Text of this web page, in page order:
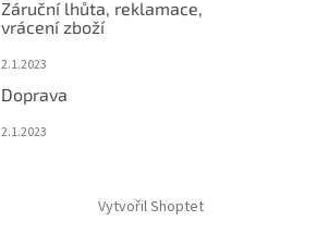
Záruční lhůta, reklamace,
vrácení zboží
2.1.2023
Doprava
2.1.2023
Vytvořil Shoptet